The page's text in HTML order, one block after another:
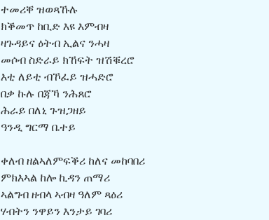
ተመሪቐ ዝወጻኹሉ
ክቕመጥ ከቢድ እዩ እምብዛ
ዛጉዳይና ዕትብ ኢልና ንሓዛ
መሶብ ስድራይ ክኸፍት ዝሽቑረሮ
እቲ ለይቲ ብኾፈይ ዝሓድሮ
በቃ ኩሉ በጃኻ ንሕጸሮ
ሕራይ በለኒ ጉዝጋዘይ
ዓንዲ ግርማ ቤተይ
ቀለብ ዘልኣለምፍቕሪ ከለና መከባበሪ
ምክእኣል ከሎ ኪዳን ጠማሪ
ኣልግብ ዘብላ ኣብዛ ዓለም ጻዕሪ
ሃብትን ንዋይን እንታይ ገባሪ